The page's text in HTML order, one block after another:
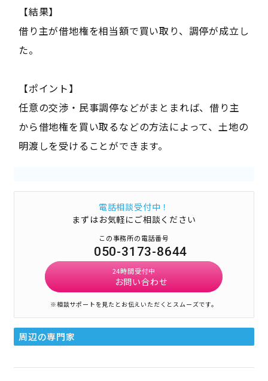
【結果】
借り主が借地権を相当額で買い取り、調停が成立し
た。
【ポイント】
任意の交渉・民事調停などがまとまれば、借り主
から借地権を買い取るなどの方法によって、土地の
明渡しを受けることができます。
電話相談受付中！
まずはお気軽にご相談ください
この事務所の電話番号
050-3173-8644
24時間受付中
お問い合わせ
※相談サポートを見たとお伝えいただくとスムーズです。
周辺の専門家